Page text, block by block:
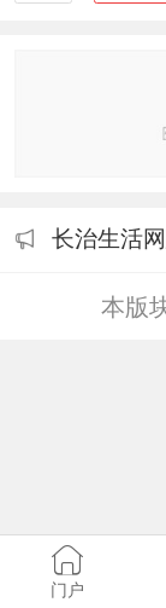
长治生活
本版
门户